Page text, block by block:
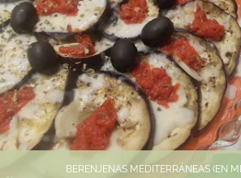
BERENJENAS MEDITERRÁNEAS (EN